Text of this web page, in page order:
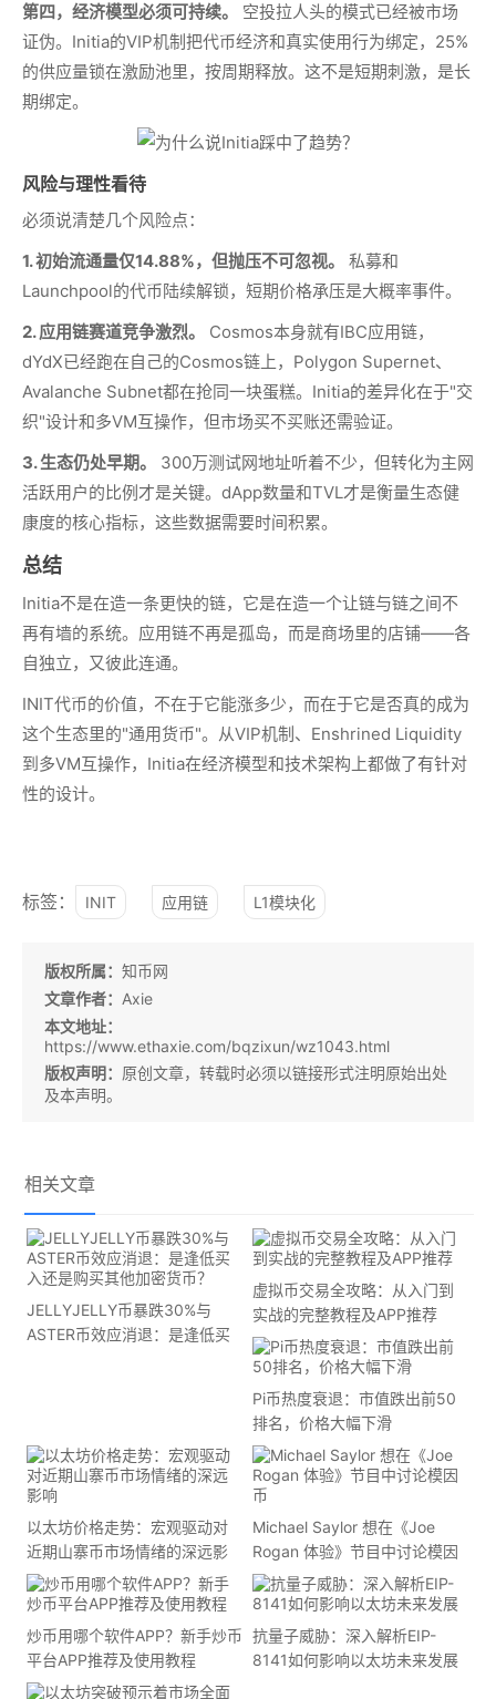
第四，经济模型必须可持续。
空投拉人头的模式已经被市场
证伪。Initia的VIP机制把代币经济和真实使用行为绑定，25%
的供应量锁在激励池里，按周期释放。这不是短期刺激，是长
期绑定。
风险与理性看待
必须说清楚几个风险点：
1. 初始流通量仅14.88%，但抛压不可忽视。
私募和
Launchpool的代币陆续解锁，短期价格承压是大概率事件。
2. 应用链赛道竞争激烈。
Cosmos本身就有IBC应用链，
dYdX已经跑在自己的Cosmos链上，Polygon Supernet、
Avalanche Subnet都在抢同一块蛋糕。Initia的差异化在于"交
织"设计和多VM互操作，但市场买不买账还需验证。
3. 生态仍处早期。
300万测试网地址听着不少，但转化为主网
活跃用户的比例才是关键。dApp数量和TVL才是衡量生态健
康度的核心指标，这些数据需要时间积累。
总结
Initia不是在造一条更快的链，它是在造一个让链与链之间不
再有墙的系统。应用链不再是孤岛，而是商场里的店铺——各
自独立，又彼此连通。
INIT代币的价值，不在于它能涨多少，而在于它是否真的成为
这个生态里的"通用货币"。从VIP机制、Enshrined Liquidity
到多VM互操作，Initia在经济模型和技术架构上都做了有针对
性的设计。
标签： INIT 应用链 L1模块化
版权所属： 知币网
文章作者： Axie
本文地址：
https://www.ethaxie.com/bqzixun/wz1043.html
版权声明： 原创文章，转载时必须以链接形式注明原始出处
及本声明。
相关文章
JELLYJELLY币暴跌30%与
ASTER币效应消退：是逢低买
虚拟币交易全攻略：从入门到
实战的完整教程及APP推荐
Pi币热度衰退：市值跌出前50
排名，价格大幅下滑
以太坊价格走势：宏观驱动对
近期山寨币市场情绪的深远影
响
Michael Saylor 想在《Joe
Rogan 体验》节目中讨论模因
币
炒币用哪个软件APP？新手炒币
平台APP推荐及使用教程
抗量子威胁：深入解析EIP-
8141如何影响以太坊未来发展